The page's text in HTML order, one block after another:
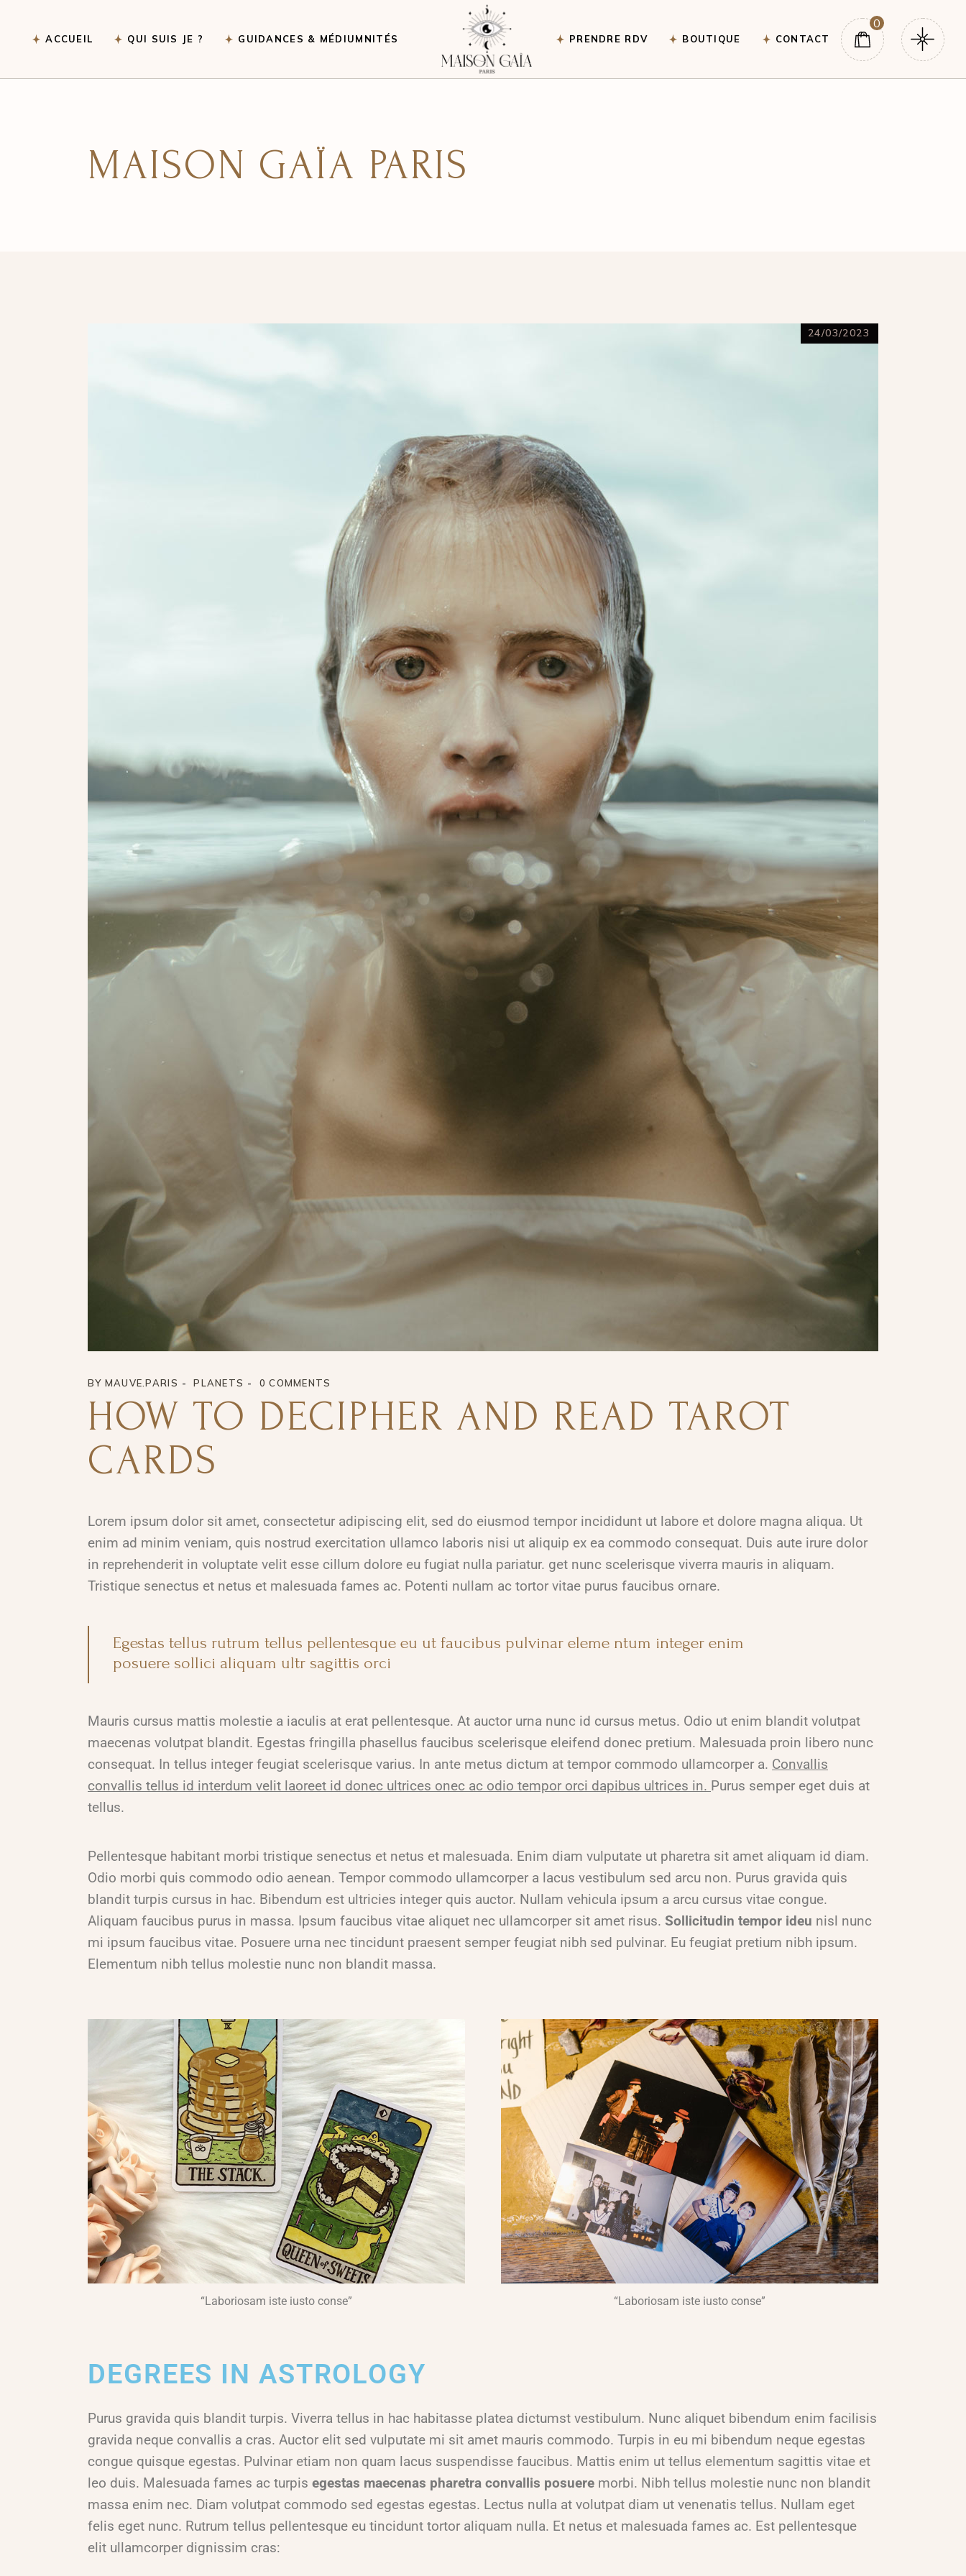
ACCUEIL QUI SUIS JE ? GUIDANCES & MÉDIUMNITÉS
Préparer sa séance
PRENDRE RDV BOUTIQUE CONTACT
0
MAISON GAÏA PARIS
24/03/2023
BY MAUVE.PARIS PLANETS 0 COMMENTS
HOW TO DECIPHER AND READ TAROT
CARDS
Lorem ipsum dolor sit amet, consectetur adipiscing elit, sed do eiusmod tempor incididunt ut labore et dolore magna aliqua. Ut
enim ad minim veniam, quis nostrud exercitation ullamco laboris nisi ut aliquip ex ea commodo consequat. Duis aute irure dolor
in reprehenderit in voluptate velit esse cillum dolore eu fugiat nulla pariatur. get nunc scelerisque viverra mauris in aliquam.
Tristique senectus et netus et malesuada fames ac. Potenti nullam ac tortor vitae purus faucibus ornare.
Egestas tellus rutrum tellus pellentesque eu ut faucibus pulvinar eleme ntum integer enim
posuere sollici aliquam ultr sagittis orci
Mauris cursus mattis molestie a iaculis at erat pellentesque. At auctor urna nunc id cursus metus. Odio ut enim blandit volutpat
maecenas volutpat blandit. Egestas fringilla phasellus faucibus scelerisque eleifend donec pretium. Malesuada proin libero nunc
consequat. In tellus integer feugiat scelerisque varius. In ante metus dictum at tempor commodo ullamcorper a. Convallis
convallis tellus id interdum velit laoreet id donec ultrices onec ac odio tempor orci dapibus ultrices in. Purus semper eget duis at
tellus.
Pellentesque habitant morbi tristique senectus et netus et malesuada. Enim diam vulputate ut pharetra sit amet aliquam id diam.
Odio morbi quis commodo odio aenean. Tempor commodo ullamcorper a lacus vestibulum sed arcu non. Purus gravida quis
blandit turpis cursus in hac. Bibendum est ultricies integer quis auctor. Nullam vehicula ipsum a arcu cursus vitae congue.
Aliquam faucibus purus in massa. Ipsum faucibus vitae aliquet nec ullamcorper sit amet risus. Sollicitudin tempor ideu nisl nunc
mi ipsum faucibus vitae. Posuere urna nec tincidunt praesent semper feugiat nibh sed pulvinar. Eu feugiat pretium nibh ipsum.
Elementum nibh tellus molestie nunc non blandit massa.
“Laboriosam iste iusto conse” “Laboriosam iste iusto conse”
DEGREES IN ASTROLOGY
Purus gravida quis blandit turpis. Viverra tellus in hac habitasse platea dictumst vestibulum. Nunc aliquet bibendum enim facilisis
gravida neque convallis a cras. Auctor elit sed vulputate mi sit amet mauris commodo. Turpis in eu mi bibendum neque egestas
congue quisque egestas. Pulvinar etiam non quam lacus suspendisse faucibus. Mattis enim ut tellus elementum sagittis vitae et
leo duis. Malesuada fames ac turpis egestas maecenas pharetra convallis posuere morbi. Nibh tellus molestie nunc non blandit
massa enim nec. Diam volutpat commodo sed egestas egestas. Lectus nulla at volutpat diam ut venenatis tellus. Nullam eget
felis eget nunc. Rutrum tellus pellentesque eu tincidunt tortor aliquam nulla. Et netus et malesuada fames ac. Est pellentesque
elit ullamcorper dignissim cras: